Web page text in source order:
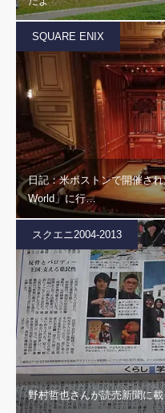
SQUARE ENIX
日記：米ボストンで開催さ
World」に行…
スクエニ2004-2013
野村哲也さんが読売新聞に